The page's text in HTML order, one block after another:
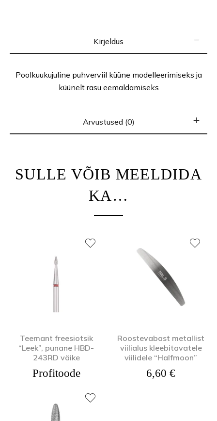
Kirjeldus
Poolkuukujuline puhverviil küüne modelleerimiseks ja
küünelt rasu eemaldamiseks
Arvustused (0)
SULLE VÕIB MEELDIDA
KA…
Teemant freesiotsik
“Leek”, punane HBD-
243RD väike
Profitoode
Roostevabast metallist
viilialus kleebitavatele
viilidele “Halfmoon”
6,60 €